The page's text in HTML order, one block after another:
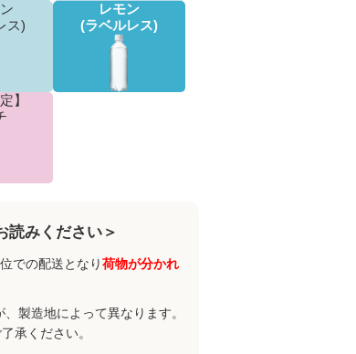
ス)
レモン
(ラベルレス)
】
読みください＞
での配送となり荷物が分かれ
製造地によって異なります。
承ください。